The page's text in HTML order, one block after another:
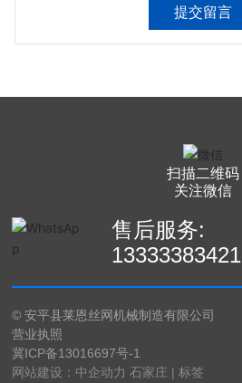
提交留言
扫描二维码
关注微信
售后服务:
13333383421
© 安平县莱恩丝网机械制造有限公司
营业执照
冀ICP备13016697号-1
网站建设：中企动力 石家庄 |标签